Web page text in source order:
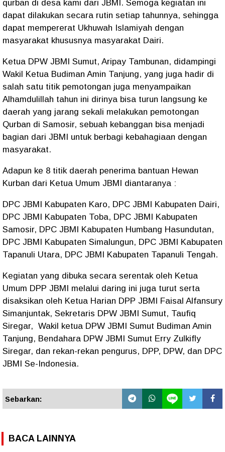
qurban di desa kami dari JBMI. Semoga kegiatan ini
dapat dilakukan secara rutin setiap tahunnya, sehingga
dapat mempererat Ukhuwah Islamiyah dengan
masyarakat khususnya masyarakat Dairi.
Ketua DPW JBMI Sumut, Aripay Tambunan, didampingi
Wakil Ketua Budiman Amin Tanjung, yang juga hadir di
salah satu titik pemotongan juga menyampaikan
Alhamdulillah tahun ini dirinya bisa turun langsung ke
daerah yang jarang sekali melakukan pemotongan
Qurban di Samosir, sebuah kebanggan bisa menjadi
bagian dari JBMI untuk berbagi kebahagiaan dengan
masyarakat.
Adapun ke 8 titik daerah penerima bantuan Hewan
Kurban dari Ketua Umum JBMI diantaranya :
DPC JBMI Kabupaten Karo, DPC JBMI Kabupaten Dairi,
DPC JBMI Kabupaten Toba, DPC JBMI Kabupaten
Samosir, DPC JBMI Kabupaten Humbang Hasundutan,
DPC JBMI Kabupaten Simalungun, DPC JBMI Kabupaten
Tapanuli Utara, DPC JBMI Kabupaten Tapanuli Tengah.
Kegiatan yang dibuka secara serentak oleh Ketua
Umum DPP JBMI melalui daring ini juga turut serta
disaksikan oleh Ketua Harian DPP JBMI Faisal Alfansury
Simanjuntak, Sekretaris DPW JBMI Sumut, Taufiq
Siregar, Wakil ketua DPW JBMI Sumut Budiman Amin
Tanjung, Bendahara DPW JBMI Sumut Erry Zulkifly
Siregar, dan rekan-rekan pengurus, DPP, DPW, dan DPC
JBMI Se-Indonesia.
Sebarkan:
BACA LAINNYA